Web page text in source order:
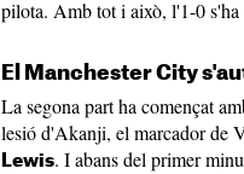
pilota. Amb tot i això, l'1-0 s'ha
El Manchester City
La segona part ha començat
lesió d'Akanji, el marcador de
Lewis. I abans del primer